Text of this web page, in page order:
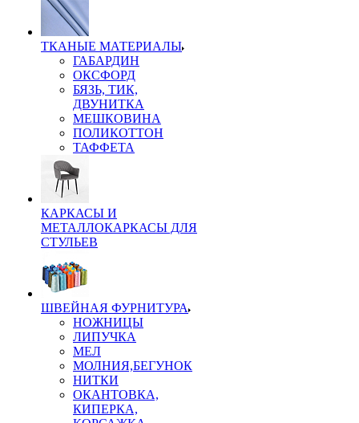
ТКАНЫЕ МАТЕРИАЛЫ
ГАБАРДИН
ОКСФОРД
БЯЗЬ, ТИК,
ДВУНИТКА
МЕШКОВИНА
ПОЛИКОТТОН
ТАФФЕТА
КАРКАСЫ И
МЕТАЛЛОКАРКАСЫ ДЛЯ
СТУЛЬЕВ
ШВЕЙНАЯ ФУРНИТУРА
НОЖНИЦЫ
ЛИПУЧКА
МЕЛ
МОЛНИЯ,БЕГУНОК
НИТКИ
ОКАНТОВКА,
КИПЕРКА,